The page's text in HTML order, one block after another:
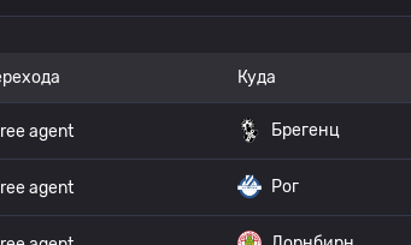
Куда
agent Брегенц
agent Рог